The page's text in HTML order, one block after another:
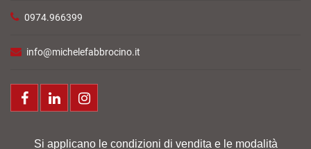
0974.966399
info@michelefabbrocino.it
FacebookLinkedIn
Si applicano le condizioni di vendita e le modalità